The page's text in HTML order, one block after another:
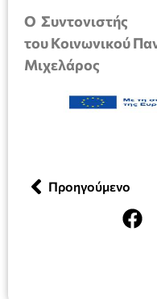
Ο Συντονιστής
του Κοινωνικού
Μιχελάρος
Προηγούμενο